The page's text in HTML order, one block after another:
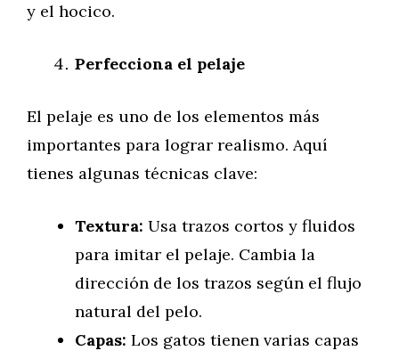
y el hocico.
Perfecciona el pelaje
El pelaje es uno de los elementos más
importantes para lograr realismo. Aquí
tienes algunas técnicas clave:
Textura: Usa trazos cortos y fluidos
para imitar el pelaje. Cambia la
dirección de los trazos según el flujo
natural del pelo.
Capas: Los gatos tienen varias capas